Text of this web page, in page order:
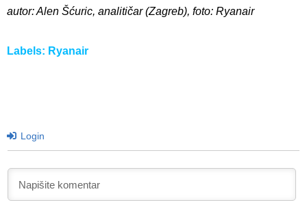
autor: Alen Šćuric, analitičar (Zagreb), foto: Ryanair
Labels: Ryanair
Login